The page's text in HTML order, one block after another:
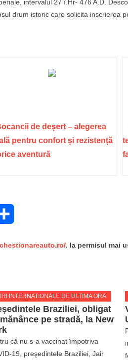
intervalul 27 î.Hr- 476 A.D.
drum istoric care solicita inscrierea
de deșert – alegerea
pentru confort și rezistență
aventură
. Ia permisul mai
INTERNATIONALE DE ULTIMA ORA
Braziliei, obligat
pe stradă, la New
că nu s-a vaccinat împotriva
19, preşedintele Braziliei, Jair